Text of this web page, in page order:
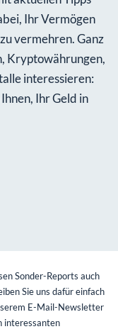
Ihr Vermögen
vermehren. Ganz
Kryptowährungen,
interessieren:
Ihr Geld in
Sonder-Reports auch
Sie uns dafür einfach
E-Mail-Newsletter
interessanten